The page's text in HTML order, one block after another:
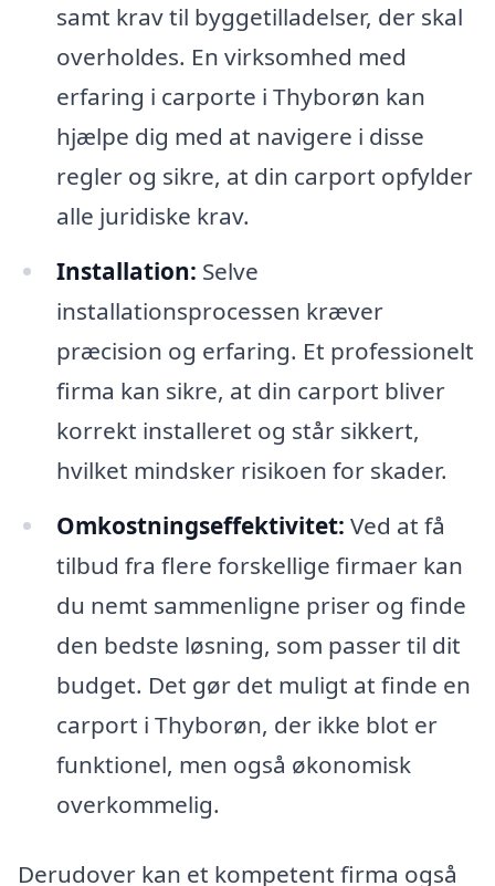
samt krav til byggetilladelser, der skal
overholdes. En virksomhed med
erfaring i carporte i Thyborøn kan
hjælpe dig med at navigere i disse
regler og sikre, at din carport opfylder
alle juridiske krav.
Installation: Selve
installationsprocessen kræver
præcision og erfaring. Et professionelt
firma kan sikre, at din carport bliver
korrekt installeret og står sikkert,
hvilket mindsker risikoen for skader.
Omkostningseffektivitet: Ved at få
tilbud fra flere forskellige firmaer kan
du nemt sammenligne priser og finde
den bedste løsning, som passer til dit
budget. Det gør det muligt at finde en
carport i Thyborøn, der ikke blot er
funktionel, men også økonomisk
overkommelig.
Derudover kan et kompetent firma også